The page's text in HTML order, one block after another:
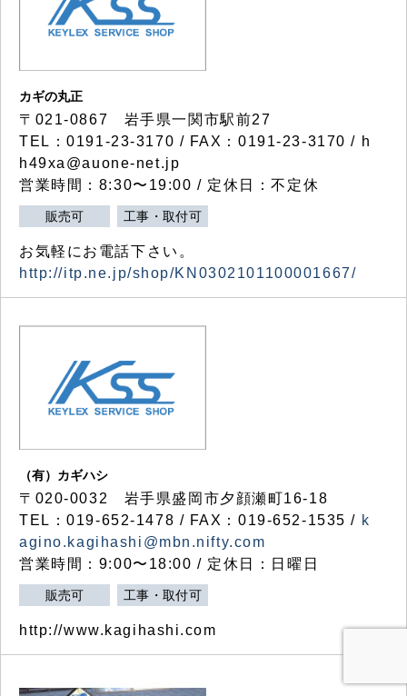
カギの丸正
〒021-0867 岩手県一関市駅前27
TEL：0191-23-3170 / FAX：0191-23-3170 / h
h49xa@auone-net.jp
営業時間：8:30〜19:00 / 定休日：不定休
販売可 工事・取付可
お気軽にお電話下さい。
http://itp.ne.jp/shop/KN0302101100001667/
（有）カギハシ
〒020-0032 岩手県盛岡市夕顔瀬町16-18
TEL：019-652-1478 / FAX：019-652-1535 / k
agino.kagihashi@mbn.nifty.com
営業時間：9:00〜18:00 / 定休日：日曜日
販売可 工事・取付可
http://www.kagihashi.com